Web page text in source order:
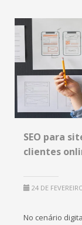
SEO para
clientes
24 DE
No cenário